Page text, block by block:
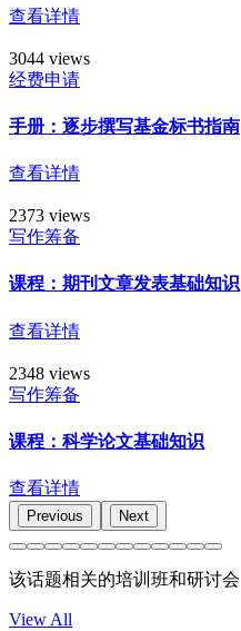
查看详情
3044 views
经费申请
手册：逐步撰写基金标书指南
查看详情
2373 views
写作筹备
课程：期刊文章发表基础知识
查看详情
2348 views
写作筹备
课程：科学论文基础知识
查看详情
Previous Next
该话题相关的培训班和研讨会
View All